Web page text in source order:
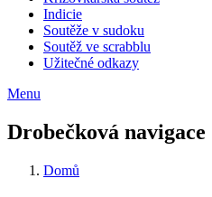
Indicie
Soutěže v sudoku
Soutěž ve scrabblu
Užitečné odkazy
Menu
Drobečková navigace
Domů